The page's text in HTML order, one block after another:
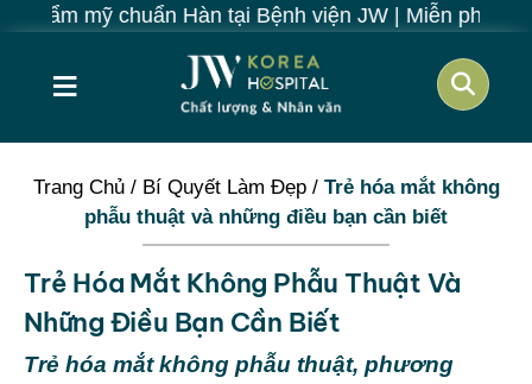
Hàn tại Bệnh viện JW | Miễn phí đến 70%: Thẩm
≡
Trang Chủ/ Bí Quyết Làm Đẹp/ Trẻ hóa mắt không
phẫu thuật và những điều bạn cần biết
Trẻ Hóa Mắt Không Phẫu Thuật Và
Những Điều Bạn Cần Biết
Trẻ hóa mắt không phẫu thuật, phương